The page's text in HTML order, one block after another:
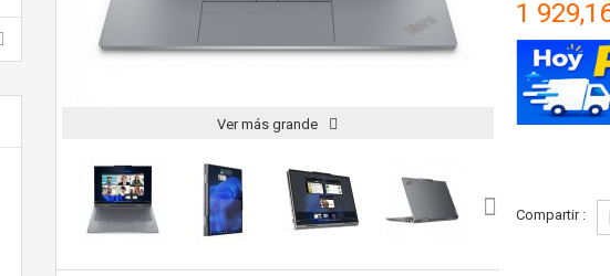
Ver más grande
1
Compartir :